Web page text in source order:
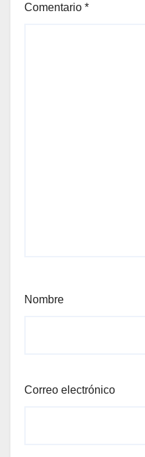
Comentario *
Nombre
Correo electrónico